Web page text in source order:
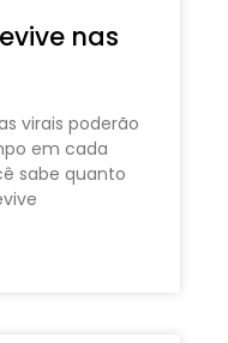
nas
virais poderão
em cada
sabe quanto